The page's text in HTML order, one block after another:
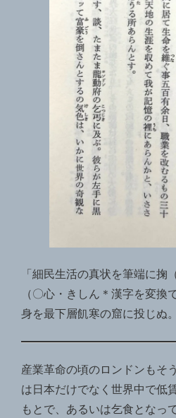
「細民生活の真状を筆端に掬
（〇心・きしん＊漢字を変換
身を最下層飢寒の窟に投じぬ。
産業革命の頃のロンドンもそ
は日本だけでなく世界中で低
もとで、あるいは乞食となっ